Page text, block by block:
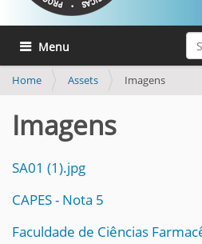
Toggle navigation
Home Assets Imagens
Imagens
SA01 (1).jpg
CAPES - Nota 5
Faculdade de Ciências